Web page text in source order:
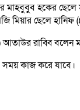
হকের ছেলে
মিয়ার ছেলে হানিফ
আতাউর রাব্বি
কাজ করে যাবে।